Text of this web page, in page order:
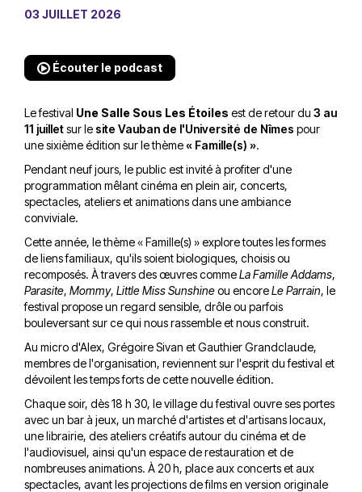
03 JUILLET 2026
Écouter le podcast
Le festival Une Salle Sous Les Étoiles est de retour du 3 au
11 juilletsur le site Vauban de l'Université de Nîmes pour
une sixième édition sur le thème« Famille(s) ».
Pendant neuf jours, le public est invité à profiter d'une
programmation mêlant cinéma en plein air, concerts,
spectacles, ateliers et animations dans une ambiance
conviviale.
Cette année, le thème « Famille(s) » explore toutes les formes
de liens familiaux, qu'ils soient biologiques, choisis ou
recomposés. À travers des œuvres commeLa Famille Addams,
Parasite, Mommy, Little Miss Sunshineou encoreLe Parrain, le
festival propose un regard sensible, drôle ou parfois
bouleversant sur ce qui nous rassemble et nous construit.
Au micro d'Alex, Grégoire Sivan et Gauthier Grandclaude,
membres de l'organisation, reviennent sur l'esprit du festival et
dévoilent les temps forts de cette nouvelle édition.
Chaque soir, dès 18 h 30, le village du festival ouvre ses portes
avec un bar à jeux, un marché d'artistes et d'artisans locaux,
une librairie, des ateliers créatifs autour du cinéma et de
l'audiovisuel, ainsi qu'un espace de restauration et de
nombreuses animations. À 20 h, place aux concerts et aux
spectacles, avant les projections de films en version originale